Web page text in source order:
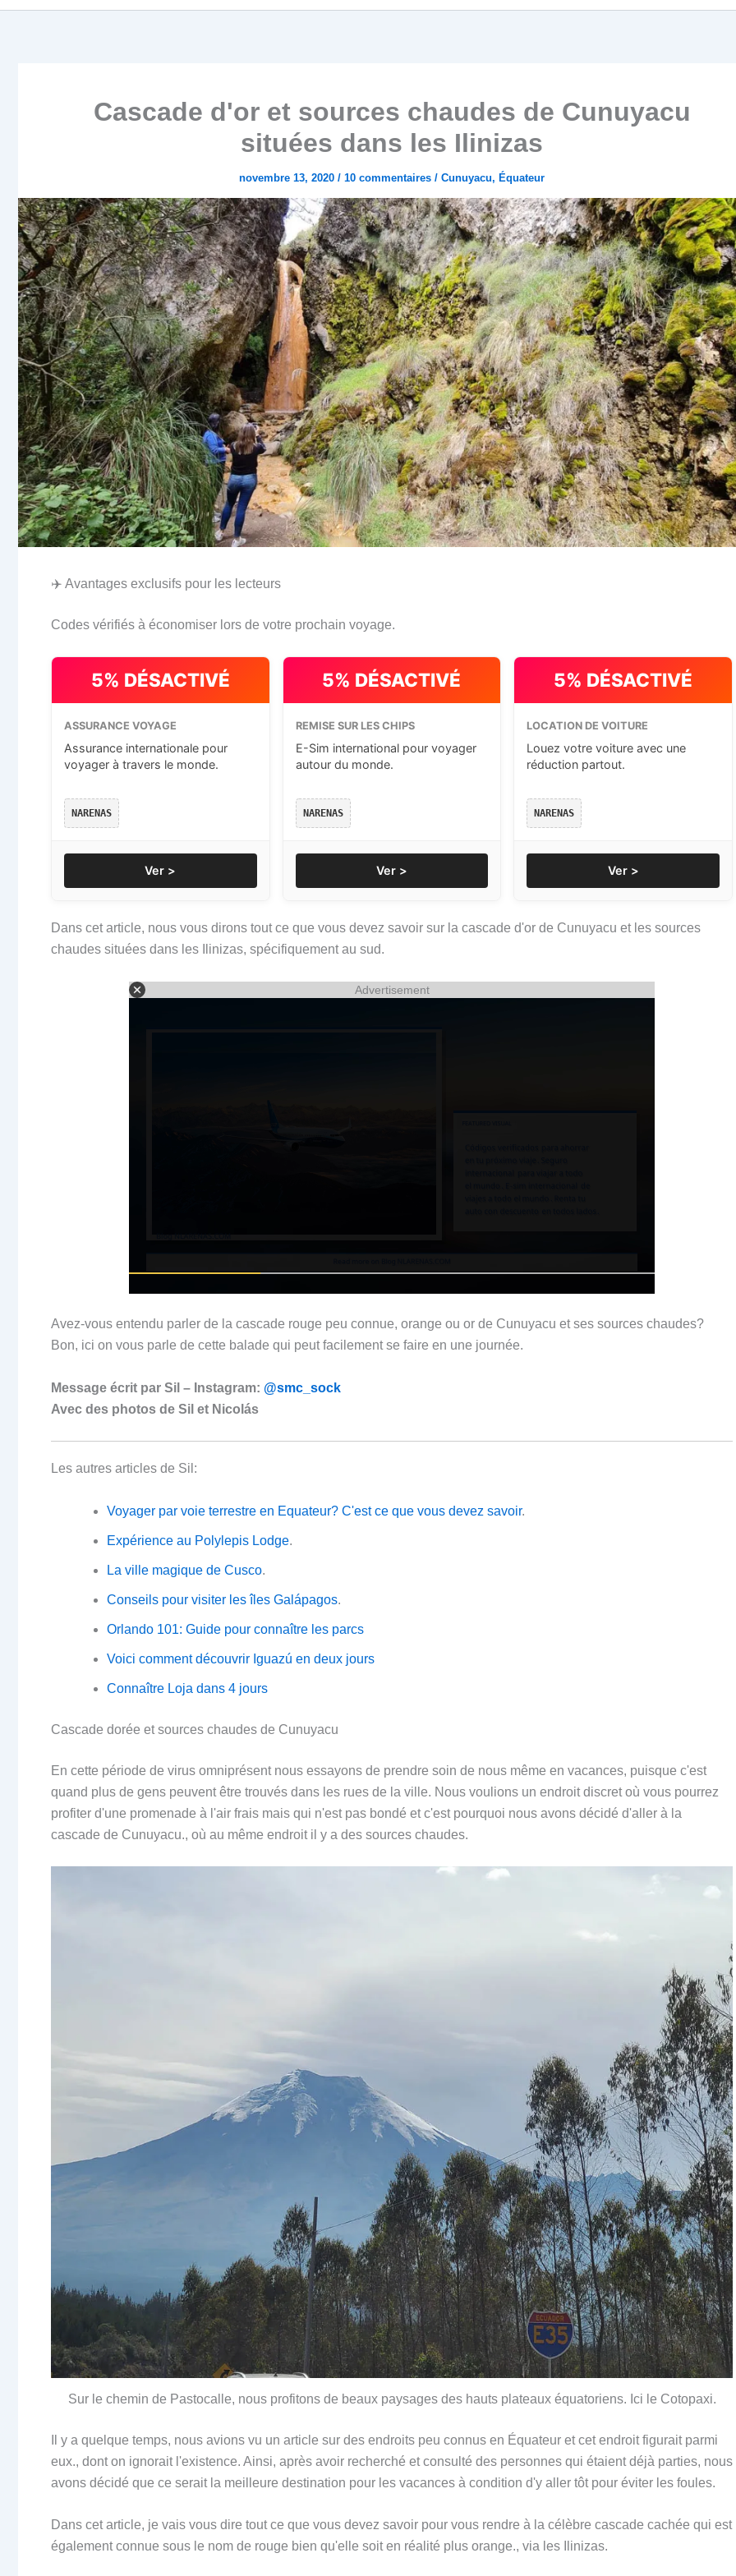
Cascade d'or et sources chaudes de Cunuyacu
situées dans les Ilinizas
novembre 13, 2020 / 10 commentaires / Cunuyacu, Équateur
✈️ Avantages exclusifs pour les lecteurs
Codes vérifiés à économiser lors de votre prochain voyage.
5% DÉSACTIVÉ
ASSURANCE VOYAGE
Assurance internationale pour
voyager à travers le monde.
NARENAS
Ver >
5% DÉSACTIVÉ
REMISE SUR LES CHIPS
E-Sim international pour voyager
autour du monde.
NARENAS
Ver >
5% DÉSACTIVÉ
LOCATION DE VOITURE
Louez votre voiture avec une
réduction partout.
NARENAS
Ver >
Dans cet article, nous vous dirons tout ce que vous devez savoir sur la cascade d'or de Cunuyacu et les sources
chaudes situées dans les Ilinizas, spécifiquement au sud.
Advertisement
Avez-vous entendu parler de la cascade rouge peu connue, orange ou or de Cunuyacu et ses sources chaudes?
Bon, ici on vous parle de cette balade qui peut facilement se faire en une journée.
Message écrit par Sil – Instagram: @smc_sock
Avec des photos de Sil et Nicolás
Les autres articles de Sil:
Voyager par voie terrestre en Equateur? C'est ce que vous devez savoir.
Expérience au Polylepis Lodge.
La ville magique de Cusco.
Conseils pour visiter les îles Galápagos.
Orlando 101: Guide pour connaître les parcs
Voici comment découvrir Iguazú en deux jours
Connaître Loja dans 4 jours
Cascade dorée et sources chaudes de Cunuyacu
En cette période de virus omniprésent nous essayons de prendre soin de nous même en vacances, puisque c'est
quand plus de gens peuvent être trouvés dans les rues de la ville. Nous voulions un endroit discret où vous pourrez
profiter d'une promenade à l'air frais mais qui n'est pas bondé et c'est pourquoi nous avons décidé d'aller à la
cascade de Cunuyacu., où au même endroit il y a des sources chaudes.
Sur le chemin de Pastocalle, nous profitons de beaux paysages des hauts plateaux équatoriens. Ici le Cotopaxi.
Il y a quelque temps, nous avions vu un article sur des endroits peu connus en Équateur et cet endroit figurait parmi
eux., dont on ignorait l'existence. Ainsi, après avoir recherché et consulté des personnes qui étaient déjà parties, nous
avons décidé que ce serait la meilleure destination pour les vacances à condition d'y aller tôt pour éviter les foules.
Dans cet article, je vais vous dire tout ce que vous devez savoir pour vous rendre à la célèbre cascade cachée qui est
également connue sous le nom de rouge bien qu'elle soit en réalité plus orange., via les Ilinizas.